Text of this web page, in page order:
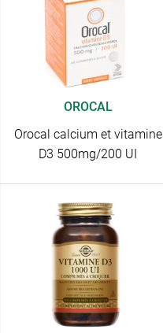
OROCAL
Orocal calcium et vitamine
D3 500mg/200 UI